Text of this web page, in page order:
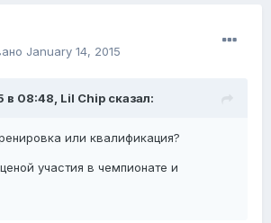
January 14, 2015
в 08:48, Lil Chip сказал:
или квалификация?
участия в чемпионате и